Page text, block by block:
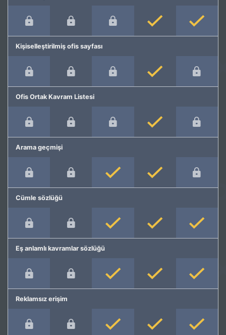
Kişiselleştirilmiş ofis sayfası
Ofis Ortak Kavram Listesi
Arama geçmişi
Cümle sözlüğü
Eş anlamlı kavramlar sözlüğü
Reklamsız erişim